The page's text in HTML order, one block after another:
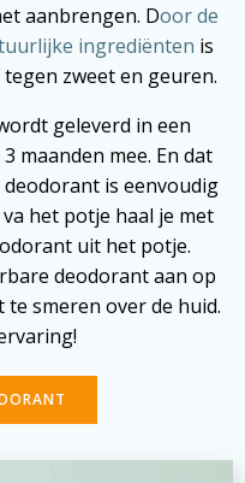
aanbrengen. Door de
ingrediënten is
zweet en geuren.
geleverd in een
maanden mee. En dat
is eenvoudig
het potje haal je met
uit het potje.
deodorant aan op
smeren over de huid.